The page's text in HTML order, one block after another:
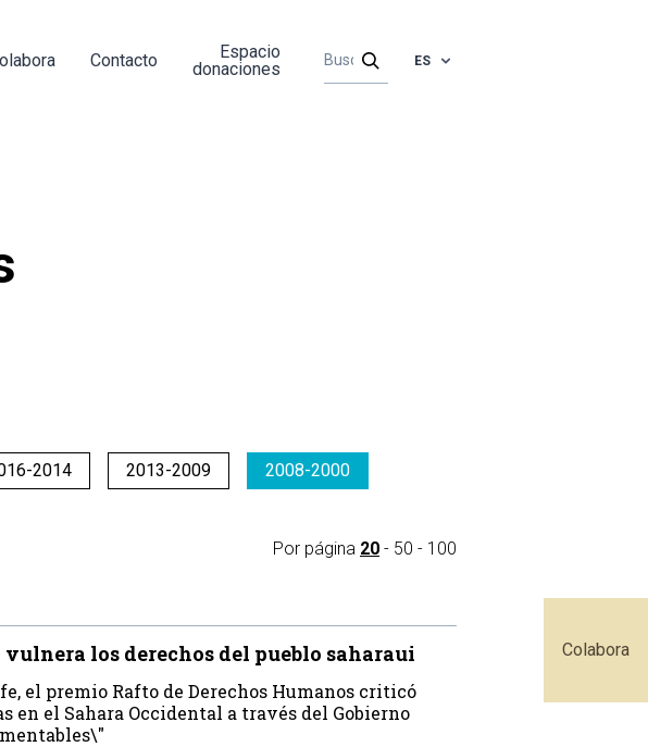
Colabora
Contacto
Espacio
donaciones
ES
2014 2013-2009 2008-2000
Por página 20 - 50 - 100
los derechos del pueblo saharaui
el premio Rafto de Derechos Humanos criticó
en el Sahara Occidental a través del Gobierno